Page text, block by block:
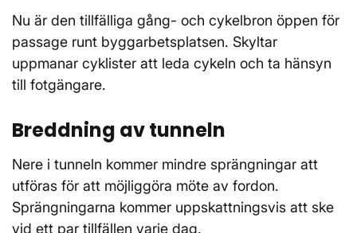
Nu är den tillfälliga gång- och cykelbron öppen för
passage runt byggarbetsplatsen. Skyltar
uppmanar cyklister att leda cykeln och ta hänsyn
till fotgängare.
Breddning av tunneln
Nere i tunneln kommer mindre sprängningar att
utföras för att möjliggöra möte av fordon.
Sprängningarna kommer uppskattningsvis att ske
vid ett par tillfällen varje dag.